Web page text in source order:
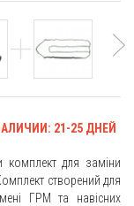
21-25 ДНЕЙ
комплект для заміни
створений для
ГРМ та навісних